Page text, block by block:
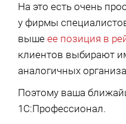
На это есть очень
у фирмы
выше ее позиция в
клиентов выбирают
аналогичных
Поэтому ваша
1С:Профессионал.